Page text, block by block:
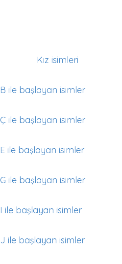
Kız isimleri
B ile başlayan isimler
Ç ile başlayan isimler
E ile başlayan isimler
G ile başlayan isimler
I ile başlayan isimler
J ile başlayan isimler